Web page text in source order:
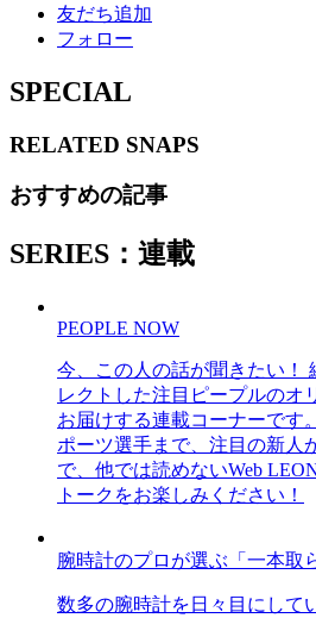
友だち追加
フォロー
SPECIAL
RELATED SNAPS
おすすめの記事
SERIES：連載
PEOPLE NOW
今、この人の話が聞きたい！
レクトした注目ピープルのオ
お届けする連載コーナーです
ポーツ選手まで、注目の新人
で、他では読めないWeb
トークをお楽しみください！
腕時計のプロが選ぶ「一本取
数多の腕時計を日々目にして